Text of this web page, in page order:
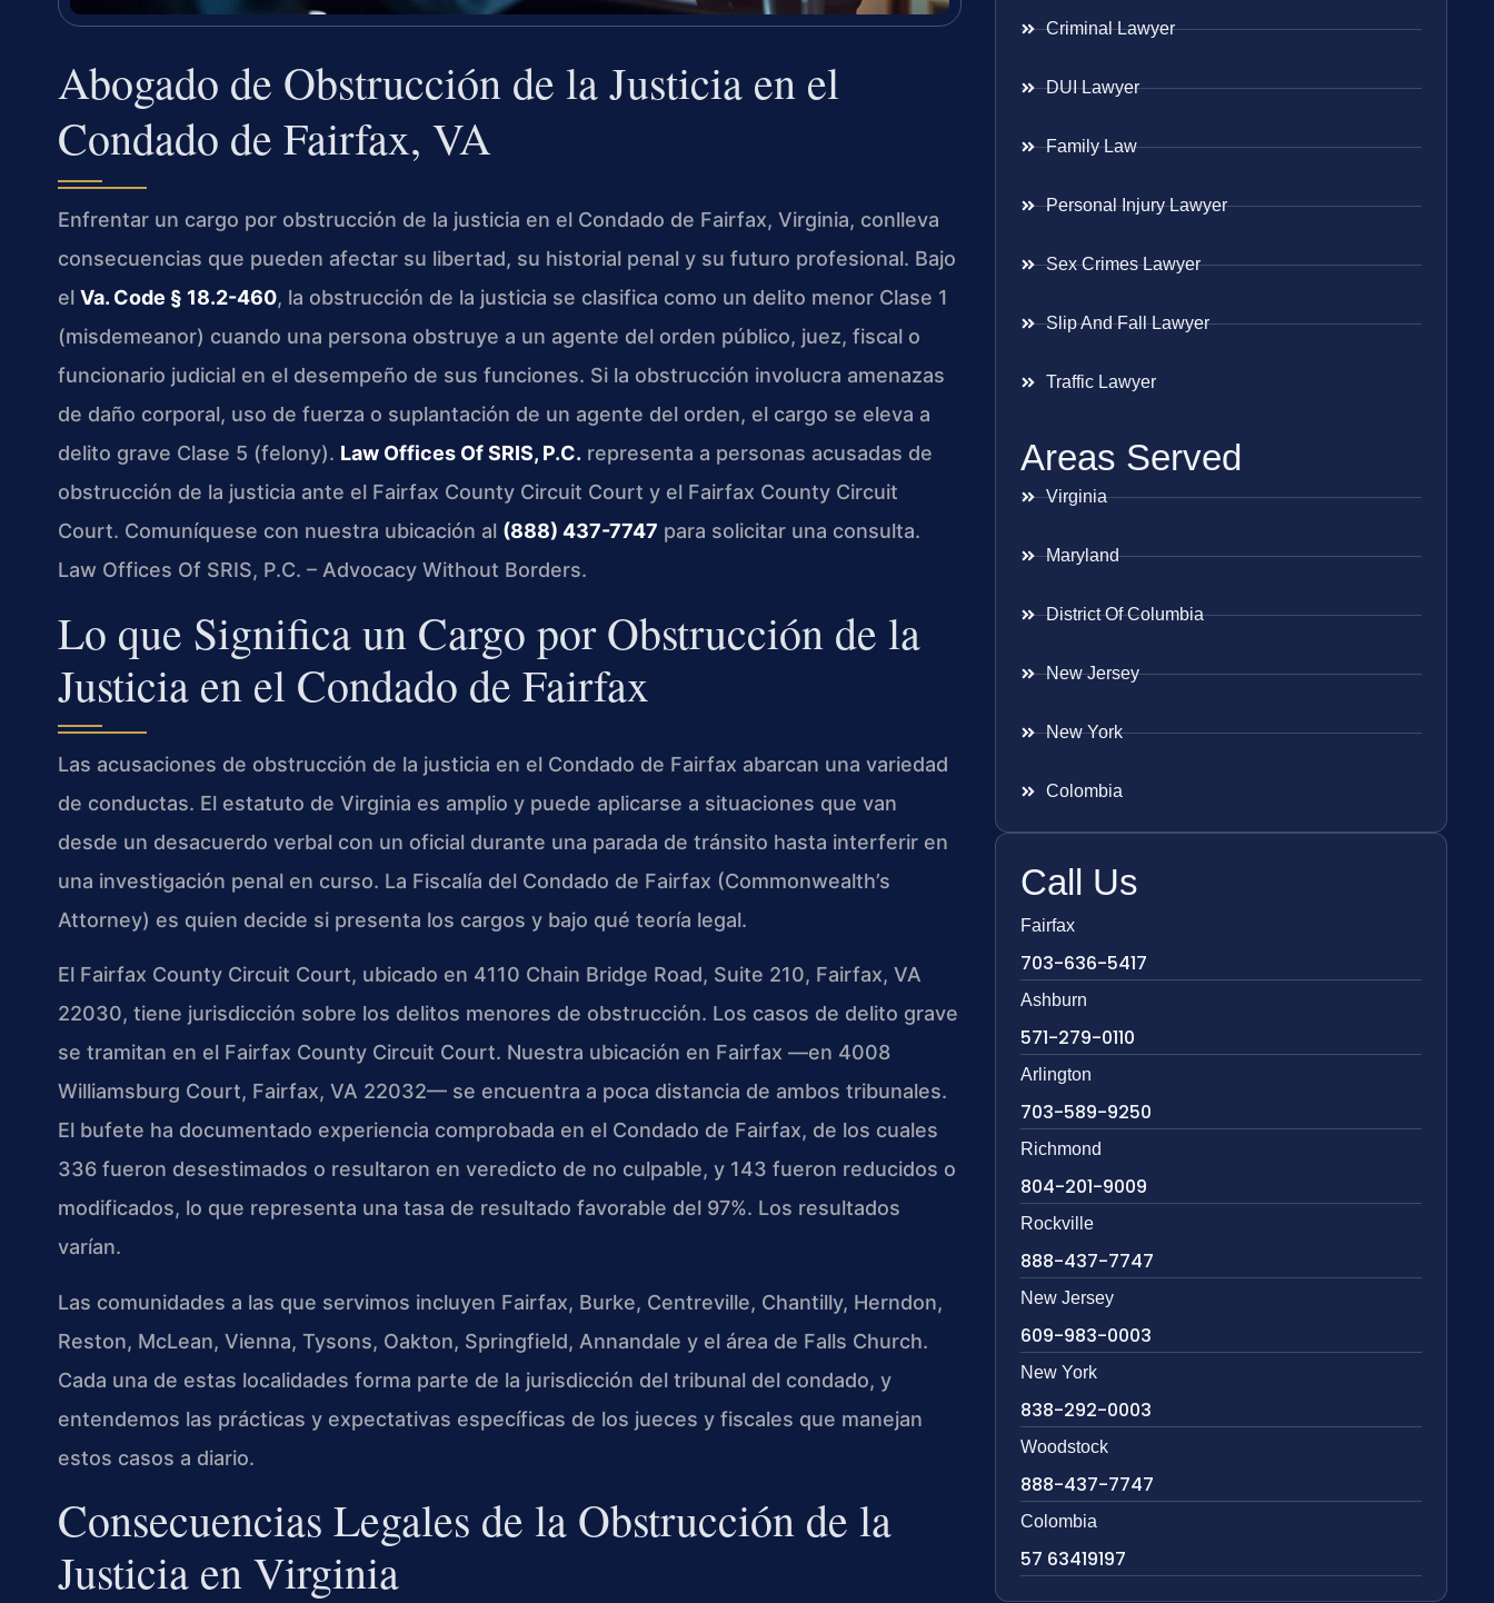
Abogado de Obstrucción de la Justicia en el
Condado de Fairfax, VA
Enfrentar un cargo por obstrucción de la justicia en el Condado de Fairfax, Virginia, conlleva
consecuencias que pueden afectar su libertad, su historial penal y su futuro profesional. Bajo
el Va. Code § 18.2-460, la obstrucción de la justicia se clasifica como un delito menor Clase 1
(misdemeanor) cuando una persona obstruye a un agente del orden público, juez, fiscal o
funcionario judicial en el desempeño de sus funciones. Si la obstrucción involucra amenazas
de daño corporal, uso de fuerza o suplantación de un agente del orden, el cargo se eleva a
delito grave Clase 5 (felony). Law Offices Of SRIS, P.C. representa a personas acusadas de
obstrucción de la justicia ante el Fairfax County Circuit Court y el Fairfax County Circuit
Court. Comuníquese con nuestra ubicación al (888) 437-7747 para solicitar una consulta.
Law Offices Of SRIS, P.C. – Advocacy Without Borders.
Lo que Significa un Cargo por Obstrucción de la
Justicia en el Condado de Fairfax
Las acusaciones de obstrucción de la justicia en el Condado de Fairfax abarcan una variedad
de conductas. El estatuto de Virginia es amplio y puede aplicarse a situaciones que van
desde un desacuerdo verbal con un oficial durante una parada de tránsito hasta interferir en
una investigación penal en curso. La Fiscalía del Condado de Fairfax (Commonwealth’s
Attorney) es quien decide si presenta los cargos y bajo qué teoría legal.
El Fairfax County Circuit Court, ubicado en 4110 Chain Bridge Road, Suite 210, Fairfax, VA
22030, tiene jurisdicción sobre los delitos menores de obstrucción. Los casos de delito grave
se tramitan en el Fairfax County Circuit Court. Nuestra ubicación en Fairfax —en 4008
Williamsburg Court, Fairfax, VA 22032— se encuentra a poca distancia de ambos tribunales.
El bufete ha documentado experiencia comprobada en el Condado de Fairfax, de los cuales
336 fueron desestimados o resultaron en veredicto de no culpable, y 143 fueron reducidos o
modificados, lo que representa una tasa de resultado favorable del 97%. Los resultados
varían.
Las comunidades a las que servimos incluyen Fairfax, Burke, Centreville, Chantilly, Herndon,
Reston, McLean, Vienna, Tysons, Oakton, Springfield, Annandale y el área de Falls Church.
Cada una de estas localidades forma parte de la jurisdicción del tribunal del condado, y
entendemos las prácticas y expectativas específicas de los jueces y fiscales que manejan
estos casos a diario.
Consecuencias Legales de la Obstrucción de la
Justicia en Virginia
Criminal Lawyer
DUI Lawyer
Family Law
Personal Injury Lawyer
Sex Crimes Lawyer
Slip And Fall Lawyer
Traffic Lawyer
Areas Served
Virginia
Maryland
District Of Columbia
New Jersey
New York
Colombia
Call Us
Fairfax
703-636-5417
Ashburn
571-279-0110
Arlington
703-589-9250
Richmond
804-201-9009
Rockville
888-437-7747
New Jersey
609-983-0003
New York
838-292-0003
Woodstock
888-437-7747
Colombia
57 63419197